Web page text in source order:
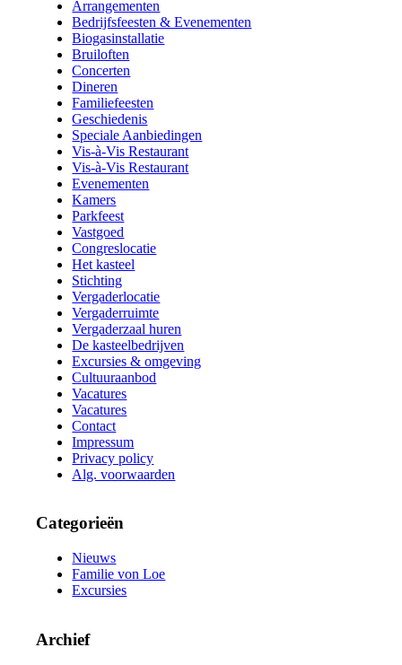
Arrangementen
Bedrijfsfeesten & Evenementen
Biogasinstallatie
Bruiloften
Concerten
Dineren
Familiefeesten
Geschiedenis
Speciale Aanbiedingen
Vis-à-Vis Restaurant
Vis-à-Vis Restaurant
Evenementen
Kamers
Parkfeest
Vastgoed
Congreslocatie
Het kasteel
Stichting
Vergaderlocatie
Vergaderruimte
Vergaderzaal huren
De kasteelbedrijven
Excursies & omgeving
Cultuuraanbod
Vacatures
Vacatures
Contact
Impressum
Privacy policy
Alg. voorwaarden
Categorieën
Nieuws
Familie von Loe
Excursies
Archief